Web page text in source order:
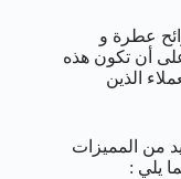
عطرة و
أن تكون هذه
الذين
من المميزات
يلي :